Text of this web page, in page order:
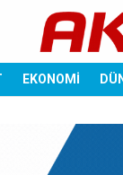
EKONOMİ